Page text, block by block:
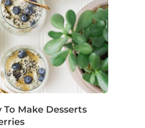
To Make Desserts